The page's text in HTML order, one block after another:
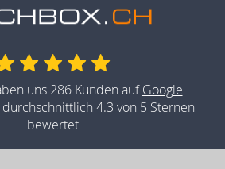
uns 286 Kunden aufGoogle
4.3 von 5 Sternen
bewertet